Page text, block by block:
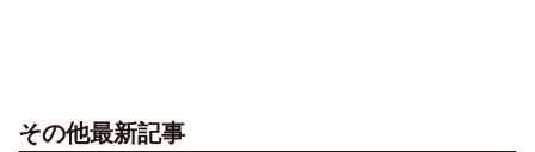
その他最新記事